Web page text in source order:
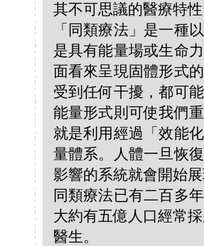
其不可思議的醫療特
「同類療法」是一種
是具有能量場或生命
面看來呈現固體形式
受到任何干擾，都可
能量形式則可使我們
就是利用經過「效能
量體系。人體一旦恢
影響的系統就會開始
同類療法已有二百多
大約有五億人口經常
醫生。